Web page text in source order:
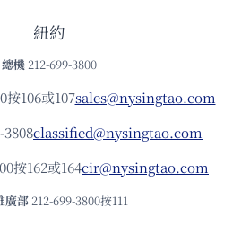
紐約
總機 212-699-3800
按106或107sales@nysingtao.com
3808classified@nysingtao.com
按162或164cir@nysingtao.com
廣部 212-699-3800按111